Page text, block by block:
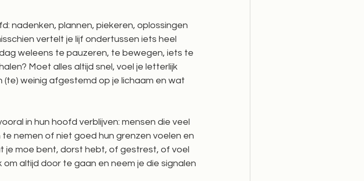
nadenken, plannen, piekeren, oplossingen
vertelt je lijf ondertussen iets heel
weleens te pauzeren, te bewegen, iets te
Moet alles altijd snel, voel je letterlijk
(te) weinig afgestemd op je lichaam en wat
in hun hoofd verblijven: mensen die veel
nemen of niet goed hun grenzen voelen en
je moe bent, dorst hebt, of gestrest, of voel
altijd door te gaan en neem je die signalen